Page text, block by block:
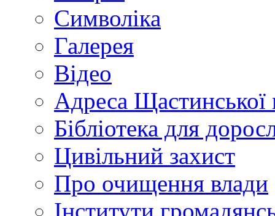
Символіка
Галерея
Відео
Адреса Щастинської
Бібліотека для
Цивільний захист
Про очищення влади
Інститути